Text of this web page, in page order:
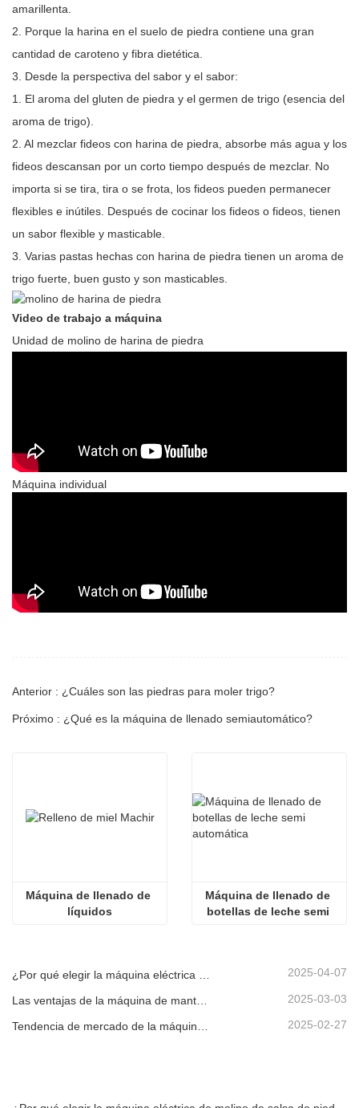
amarillenta.
2. Porque la harina en el suelo de piedra contiene una gran
cantidad de caroteno y fibra dietética.
3. Desde la perspectiva del sabor y el sabor:
1. El aroma del gluten de piedra y el germen de trigo (esencia del
aroma de trigo).
2. Al mezclar fideos con harina de piedra, absorbe más agua y los
fideos descansan por un corto tiempo después de mezclar. No
importa si se tira, tira o se frota, los fideos pueden permanecer
flexibles e inútiles. Después de cocinar los fideos o fideos, tienen
un sabor flexible y masticable.
3. Varias pastas hechas con harina de piedra tienen un aroma de
trigo fuerte, buen gusto y son masticables.
Video de trabajo a máquina
Unidad de molino de harina de piedra
Máquina individual
Anterior : ¿Cuáles son las piedras para moler trigo?
Próximo : ¿Qué es la máquina de llenado semiautomático?
Máquina de llenado de
líquidos
Máquina de llenado de
botellas de leche semi
2025-04-07
2025-03-03
Tendencia de mercado de la máquina de tostado de maní 2025-02-27